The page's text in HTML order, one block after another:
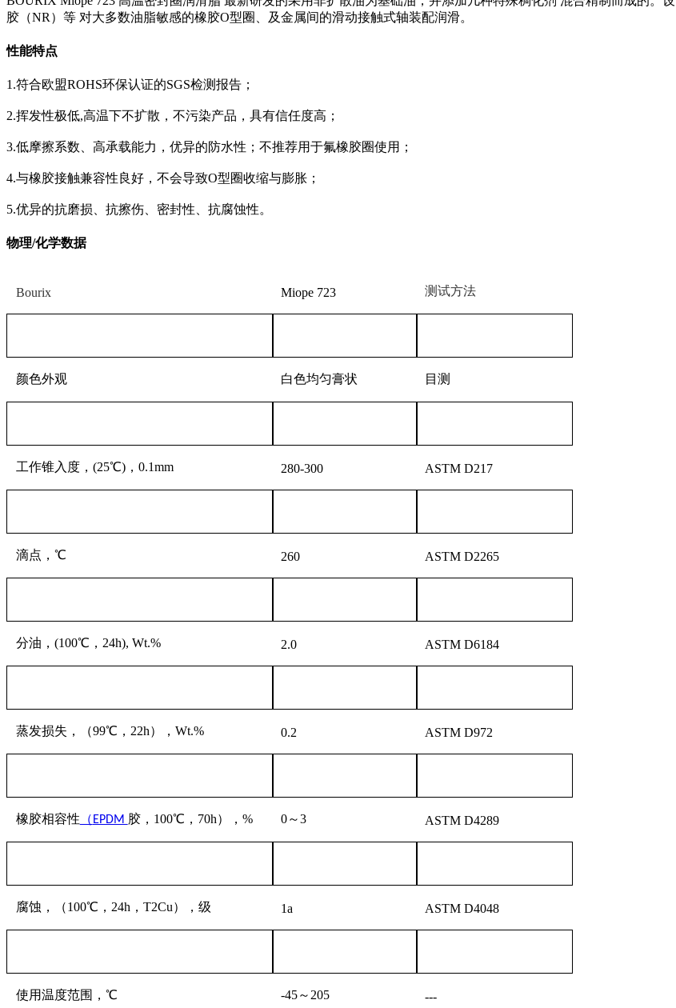
胶（NR）等 对大多数油脂敏感的橡胶O型圈、及金属间的滑动接触式轴装配润滑。
性能特点
1.符合欧盟ROHS环保认证的SGS检测报告；
2.挥发性极低,高温下不扩散，不污染产品，具有信任度高；
3.低摩擦系数、高承载能力，优异的防水性；不推荐用于氟橡胶圈使用；
4.与橡胶接触兼容性良好，不会导致O型圈收缩与膨胀；
5.优异的抗磨损、抗擦伤、密封性、抗腐蚀性。
物理/化学数据
Bourix Miope 723 测试方法
颜色外观 白色均匀膏状 目测
工作锥入度， (25℃)，0.1mm 280-300 ASTM D217
滴点， ℃ 260 ASTM D2265
分油， (100℃，24h), Wt.% 2.0 ASTM D6184
蒸发损失，（99℃，22h），Wt.% 0.2 ASTM D972
橡胶相容性 （ EPDM 胶， 100℃，70h），% 0～3 ASTM D4289
腐蚀，（100℃，24h，T2Cu），级 1a ASTM D4048
使用温度范围， ℃ -45～205 ---